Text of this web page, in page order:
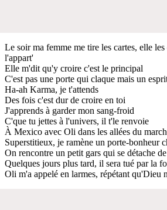
Le soir ma femme me tire les cartes, elle
l'appart'
Elle m'dit qu'y croire c'est le principal
C'est pas une porte qui claque mais un
Ha-ah Karma, je t'attends
Des fois c'est dur de croire en toi
J'apprends à garder mon sang-froid
C'que tu jettes à l'univers, il t'le renvoie
À Mexico avec Oli dans les allées du
Superstitieux, je ramène un porte-bonheur
On rencontre un petit gars qui se détache
Quelques jours plus tard, il sera tué par la
Oli m'a appelé en larmes, répétant qu'Dieu